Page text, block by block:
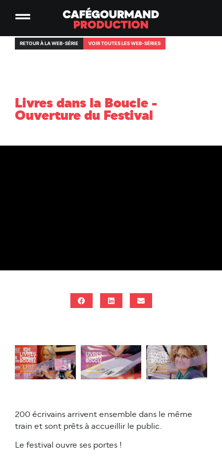
RETOUR À LA WEB-SÉRIE VOIR TOUTES LES WEB-SÉRIES
Livres dans la Boucle -
Ouverture du Festival
200 écrivains arrivent ensemble dans le même
train et sont prêts à accueillir le public.
Le festival ouvre ses portes !